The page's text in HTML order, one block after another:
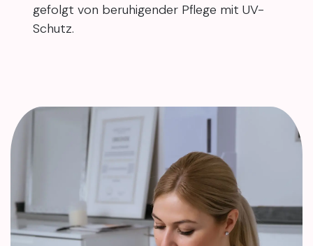
gefolgt von beruhigender Pflege mit UV-
Schutz.